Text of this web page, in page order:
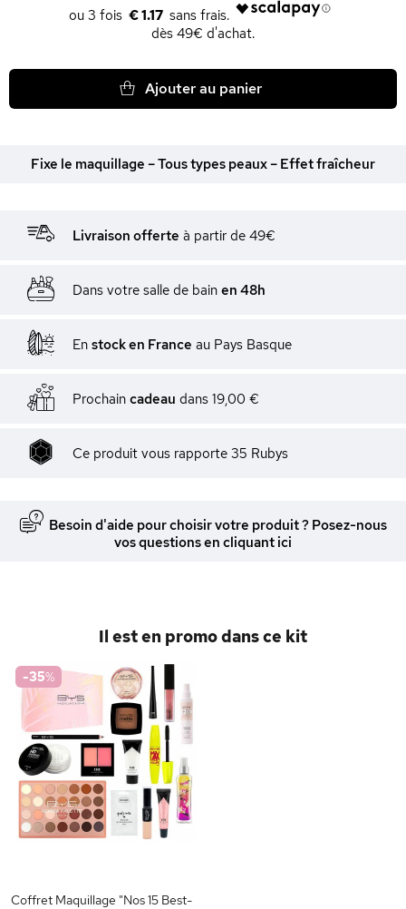
€ 1.17
dès 49€ d'achat.
Ajouter au panier
Fixe le maquillage – Tous types peaux – Effet fraîcheur
Livraison offerte à partir de 49€
Dans votre salle de bain en 48h
En stock en France au Pays Basque
Prochain cadeau dans 19,00 €
Ce produit vous rapporte 35 Rubys
Besoin d'aide pour choisir votre produit ? Posez-nous
vos questions en cliquant ici
Il est en promo dans ce kit
-35%
Coffret Maquillage "Nos 15 Best-